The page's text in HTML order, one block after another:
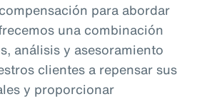
para abordar
una combinación
análisis y asesoramiento
clientes a repensar sus
y proporcionar